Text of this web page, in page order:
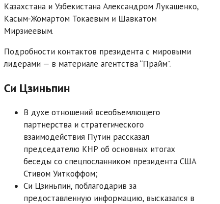
Казахстана и Узбекистана Александром Лукашенко,
Касым-Жомартом Токаевым и Шавкатом
Мирзиеевым.
Подробности контактов президента с мировыми
лидерами — в материале агентства “Прайм”.
Си Цзиньпин
В духе отношений всеобъемлющего
партнерства и стратегического
взаимодействия Путин рассказал
председателю КНР об основных итогах
беседы со спецпосланником президента США
Стивом Уиткоффом;
Си Цзиньпин, поблагодарив за
предоставленную информацию, высказался в